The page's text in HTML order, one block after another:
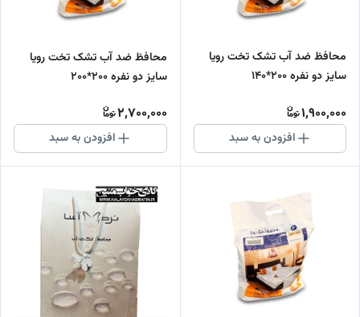
محافظ ضد آب تشک تخت رویا
سایز دو نفره 200*140
1,900,000
افزودن به سبد
محافظ ضد آب تشک تخت رویا
سایز دو نفره 200*200
2,700,000
افزودن به سبد